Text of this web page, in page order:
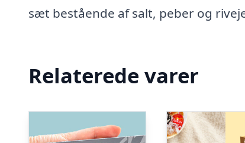
sæt bestående af salt, peber og
Relaterede varer